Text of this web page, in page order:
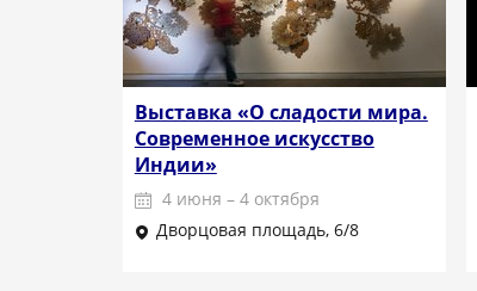
Выставка «О сладости мира.
Современное искусство
Индии»
4 июня – 4 октября
Дворцовая площадь, 6/8